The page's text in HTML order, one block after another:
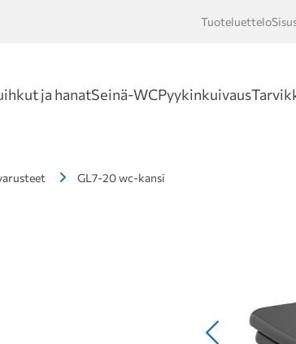
Tuoteluettelo
ja hanatSeinä-WCPyykinkuivaus
GL7-20 wc-kansi
Edellinen